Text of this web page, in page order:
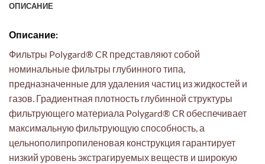
ОПИСАНИЕ
Описание:
Фильтры Polygard® CR представляют собой
номинальные фильтры глубинного типа,
предназначенные для удаления частиц из жидкостей и
газов. Градиентная плотность глубинной структуры
фильтрующего материала Polygard® CR обеспечивает
максимальную фильтрующую способность, а
цельнополипропиленовая конструкция гарантирует
низкий уровень экстрагируемых веществ и широкую